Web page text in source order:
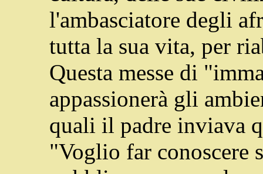
l'ambasciatore degli
tutta la sua vita, per
Questa messe di
appassionerà gli
quali il padre inviava
"Voglio far conoscere